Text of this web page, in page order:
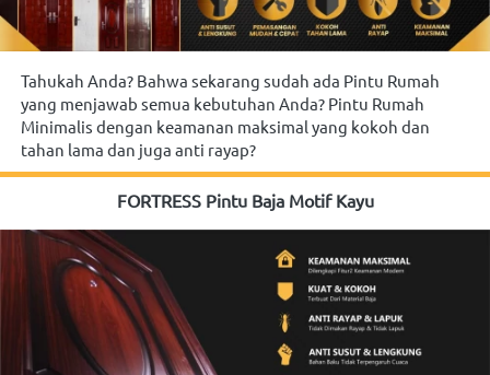
Tahukah Anda? Bahwa sekarang sudah ada Pintu Rumah
yang menjawab semua kebutuhan Anda? Pintu Rumah
Minimalis dengan keamanan maksimal yang kokoh dan
tahan lama dan juga anti rayap?
FORTRESS Pintu Baja Motif Kayu